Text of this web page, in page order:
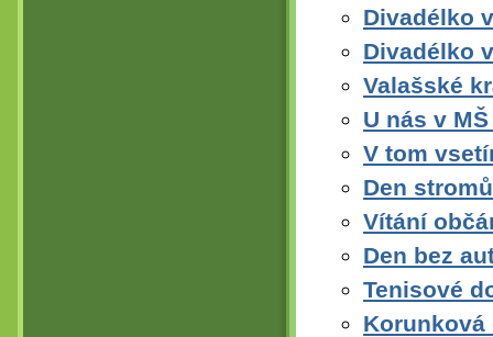
Divadélko
Divadélko
Valašské
U nás v
V tom
Den
Vítání
Den bez
Tenisové
Korunková